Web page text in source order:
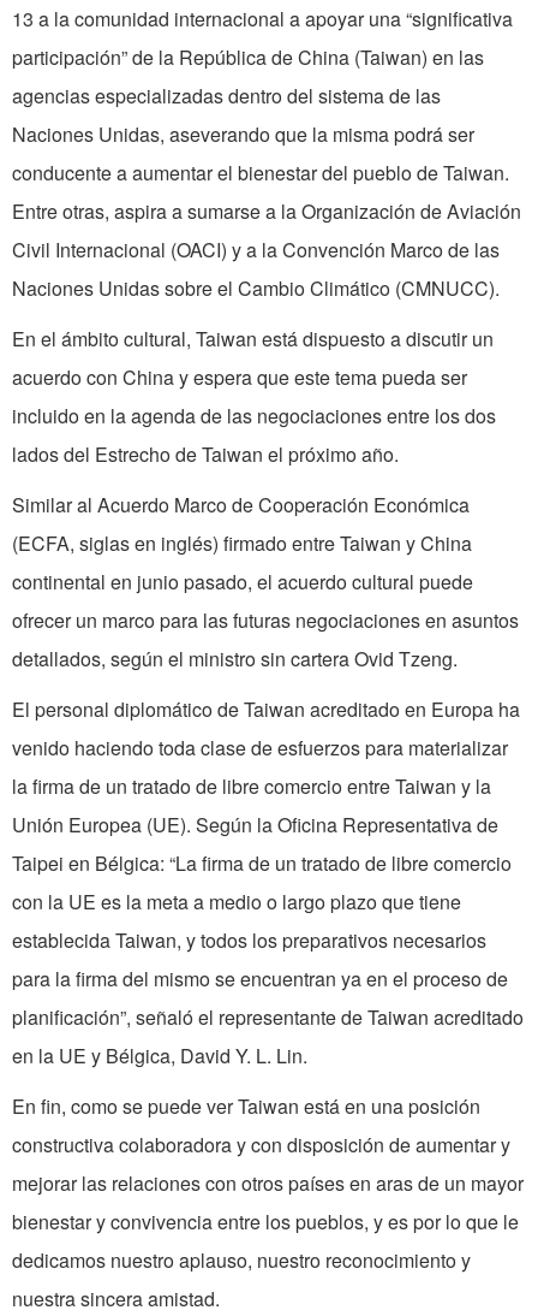
13 a la comunidad internacional a apoyar una “significativa
participación” de la República de China (Taiwan) en las
agencias especializadas dentro del sistema de las
Naciones Unidas, aseverando que la misma podrá ser
conducente a aumentar el bienestar del pueblo de Taiwan.
Entre otras, aspira a sumarse a la Organización de Aviación
Civil Internacional (OACI) y a la Convención Marco de las
Naciones Unidas sobre el Cambio Climático (CMNUCC).
En el ámbito cultural, Taiwan está dispuesto a discutir un
acuerdo con China y espera que este tema pueda ser
incluido en la agenda de las negociaciones entre los dos
lados del Estrecho de Taiwan el próximo año.
Similar al Acuerdo Marco de Cooperación Económica
(ECFA, siglas en inglés) firmado entre Taiwan y China
continental en junio pasado, el acuerdo cultural puede
ofrecer un marco para las futuras negociaciones en asuntos
detallados, según el ministro sin cartera Ovid Tzeng.
El personal diplomático de Taiwan acreditado en Europa ha
venido haciendo toda clase de esfuerzos para materializar
la firma de un tratado de libre comercio entre Taiwan y la
Unión Europea (UE). Según la Oficina Representativa de
Taipei en Bélgica: “La firma de un tratado de libre comercio
con la UE es la meta a medio o largo plazo que tiene
establecida Taiwan, y todos los preparativos necesarios
para la firma del mismo se encuentran ya en el proceso de
planificación”, señaló el representante de Taiwan acreditado
en la UE y Bélgica, David Y. L. Lin.
En fin, como se puede ver Taiwan está en una posición
constructiva colaboradora y con disposición de aumentar y
mejorar las relaciones con otros países en aras de un mayor
bienestar y convivencia entre los pueblos, y es por lo que le
dedicamos nuestro aplauso, nuestro reconocimiento y
nuestra sincera amistad.